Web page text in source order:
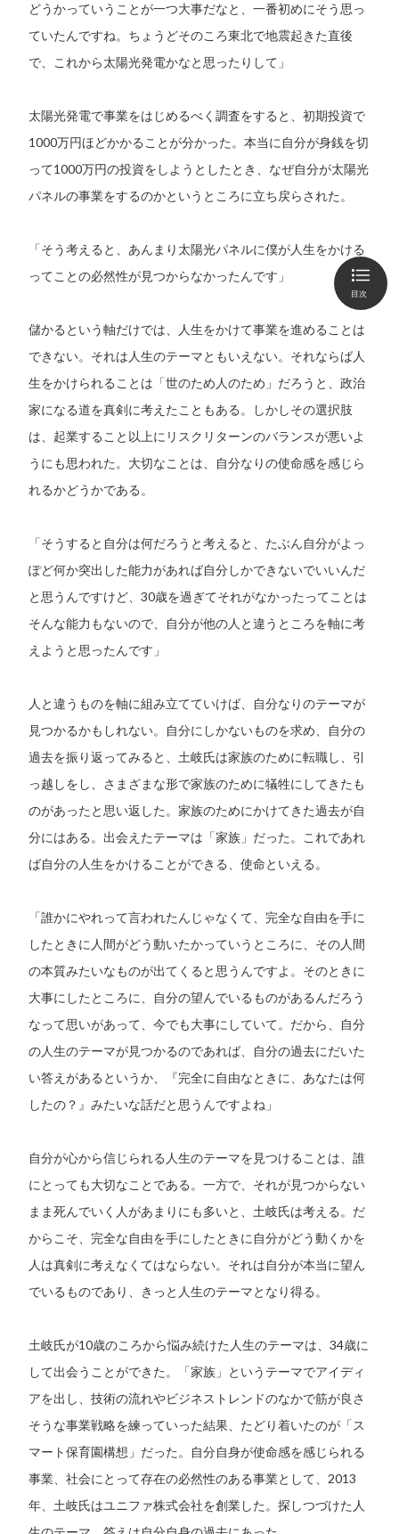
目次
どうかっていうことが一つ大事だなと、一番初めにそう思っ
ていたんですね。ちょうどそのころ東北で地震起きた直後
で、これから太陽光発電かなと思ったりして」
太陽光発電で事業をはじめるべく調査をすると、初期投資で
1000万円ほどかかることが分かった。本当に自分が身銭を切
って1000万円の投資をしようとしたとき、なぜ自分が太陽光
パネルの事業をするのかというところに立ち戻らされた。
「そう考えると、あんまり太陽光パネルに僕が人生をかける
ってことの必然性が見つからなかったんです」
儲かるという軸だけでは、人生をかけて事業を進めることは
できない。それは人生のテーマともいえない。それならば人
生をかけられることは「世のため人のため」だろうと、政治
家になる道を真剣に考えたこともある。しかしその選択肢
は、起業すること以上にリスクリターンのバランスが悪いよ
うにも思われた。大切なことは、自分なりの使命感を感じら
れるかどうかである。
「そうすると自分は何だろうと考えると、たぶん自分がよっ
ぽど何か突出した能力があれば自分しかできないでいいんだ
と思うんですけど、30歳を過ぎてそれがなかったってことは
そんな能力もないので、自分が他の人と違うところを軸に考
えようと思ったんです」
人と違うものを軸に組み立てていけば、自分なりのテーマが
見つかるかもしれない。自分にしかないものを求め、自分の
過去を振り返ってみると、土岐氏は家族のために転職し、引
っ越しをし、さまざまな形で家族のために犠牲にしてきたも
のがあったと思い返した。家族のためにかけてきた過去が自
分にはある。出会えたテーマは「家族」だった。これであれ
ば自分の人生をかけることができる、使命といえる。
「誰かにやれって言われたんじゃなくて、完全な自由を手に
したときに人間がどう動いたかっていうところに、その人間
の本質みたいなものが出てくると思うんですよ。そのときに
大事にしたところに、自分の望んでいるものがあるんだろう
なって思いがあって、今でも大事にしていて。だから、自分
の人生のテーマが見つかるのであれば、自分の過去にだいた
い答えがあるというか、『完全に自由なときに、あなたは何
したの？』みたいな話だと思うんですよね」
自分が心から信じられる人生のテーマを見つけることは、誰
にとっても大切なことである。一方で、それが見つからない
まま死んでいく人があまりにも多いと、土岐氏は考える。だ
からこそ、完全な自由を手にしたときに自分がどう動くかを
人は真剣に考えなくてはならない。それは自分が本当に望ん
でいるものであり、きっと人生のテーマとなり得る。
土岐氏が10歳のころから悩み続けた人生のテーマは、34歳に
して出会うことができた。「家族」というテーマでアイディ
アを出し、技術の流れやビジネストレンドのなかで筋が良さ
そうな事業戦略を練っていった結果、たどり着いたのが「ス
マート保育園構想」だった。自分自身が使命感を感じられる
事業、社会にとって存在の必然性のある事業として、2013
年、土岐氏はユニファ株式会社を創業した。探しつづけた人